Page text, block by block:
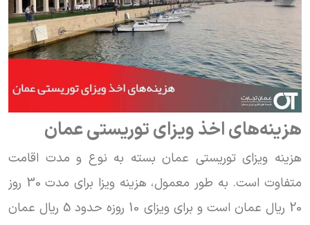
هزینه‌های اخذ ویزای توریستی عمان
هزینه ویزای توریستی عمان بسته به نوع و مدت اقامت
متفاوت است. به طور معمول، هزینه ویزا برای مدت 30 روز
20 ریال عمان است و برای ویزای 10 روزه حدود 5 ریال عمان